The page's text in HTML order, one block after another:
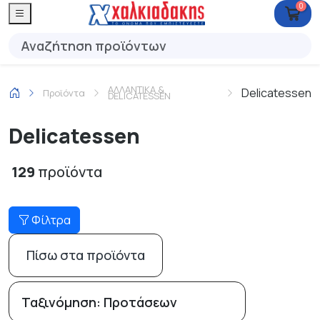
0
Προϊόντα ΑΛΛΑΝΤΙΚΑ &
DELICATESSEN Delicatessen
Delicatessen
129 προϊόντα
Φίλτρα
Πίσω στα προϊόντα